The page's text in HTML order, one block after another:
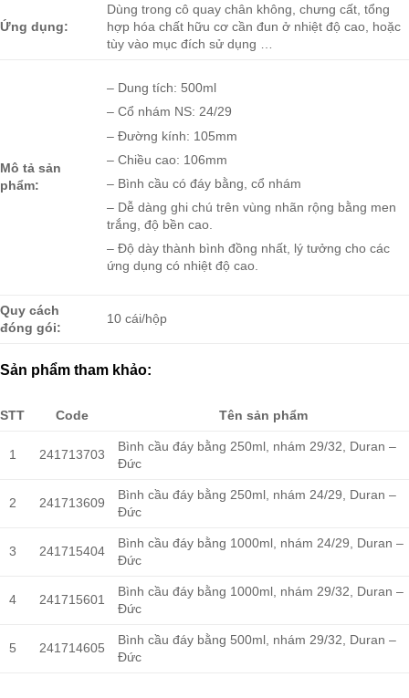
Ứng dụng:
Dùng trong cô quay chân không, chưng cất, tổng
hợp hóa chất hữu cơ cần đun ở nhiệt độ cao, hoặc
tùy vào mục đích sử dụng …
Mô tả sản
phẩm:
– Dung tích: 500ml
– Cổ nhám NS: 24/29
– Đường kính: 105mm
– Chiều cao: 106mm
– Bình cầu có đáy bằng, cổ nhám
– Dễ dàng ghi chú trên vùng nhãn rộng bằng men
trắng, độ bền cao.
– Độ dày thành bình đồng nhất, lý tưởng cho các
ứng dụng có nhiệt độ cao.
Quy cách
đóng gói:
10 cái/hộp
Sản phẩm tham khảo:
STT Code Tên sản phẩm
1 241713703
Bình cầu đáy bằng 250ml, nhám 29/32, Duran –
Đức
2 241713609
Bình cầu đáy bằng 250ml, nhám 24/29, Duran –
Đức
3 241715404
Bình cầu đáy bằng 1000ml, nhám 24/29, Duran –
Đức
4 241715601
Bình cầu đáy bằng 1000ml, nhám 29/32, Duran –
Đức
5 241714605
Bình cầu đáy bằng 500ml, nhám 29/32, Duran –
Đức